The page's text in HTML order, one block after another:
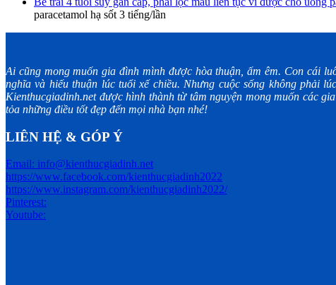
paracetamol hạ sốt 3 tiếng/lần
Ai cũng mong muốn gia đình mình được hòa thuận, ấm êm. Con cái
nghĩa và hiếu thuận lúc tuổi xế chiều. Nhưng cuộc sống không phải
Kienthucgiadinh.net được hình thành từ tâm nguyện mong muốn các
tỏa những điều tốt đẹp đến mọi nhà bạn nhé!
LIÊN HỆ & GÓP Ý
Email: info@kienthucgiadinh.net
https://www.facebook.com/kienthucgiadinh2022
https://www.instagram.com/kienthucgiadinh2022/
Pinterest:
Youtube: